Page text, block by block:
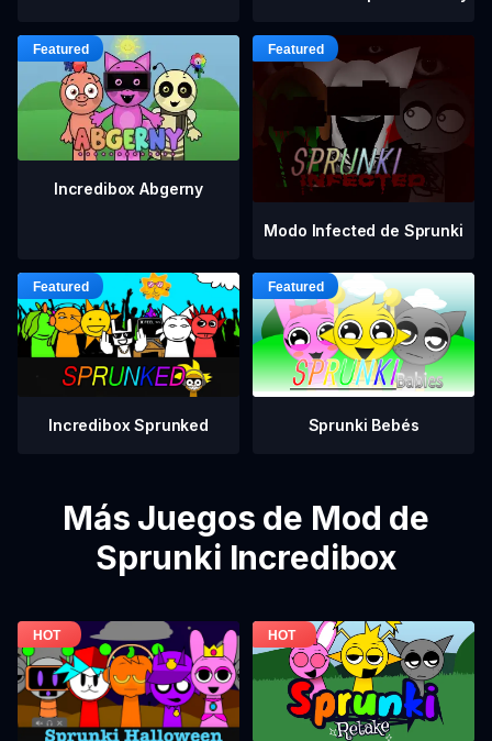
Incredibox Abgerny
Modo Infected de Sprunki
Incredibox Sprunked Sprunki Bebés
Más Juegos de Mod de
Sprunki Incredibox